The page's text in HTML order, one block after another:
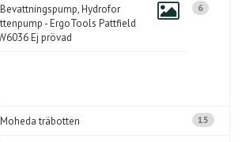
Bevattningspump, Hydrofor
- ErgoTools Pattfield
Ej prövad
6
Moheda träbotten 15